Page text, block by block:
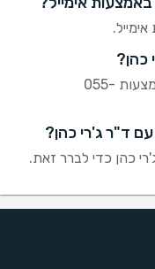
כהן?
ניתן לקבוע פגישה עם ד"ר ג'רי כהן באמצעות 055-
עם ד"ר ג'רי כהן?
כהן כדי לברר זאת.